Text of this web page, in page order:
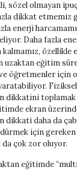
sözel olmayan
dikkat etmemiz
enerji
Daha fazla
özellikle
uzaktan eğitim
öğretmenler için
Fiziksel
dikkatini
ekran
dikkati daha da
için
çok zor oluyor.
eğitimde